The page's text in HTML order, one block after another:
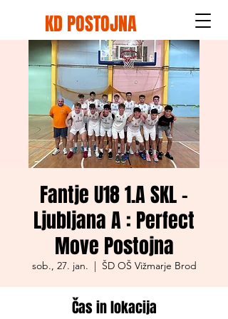
KD POSTOJNA
Fantje U18 1.A SKL -
Ljubljana A : Perfect
Move Postojna
sob., 27. jan.
  |
ŠD OŠ Vižmarje Brod
Čas in lokacija